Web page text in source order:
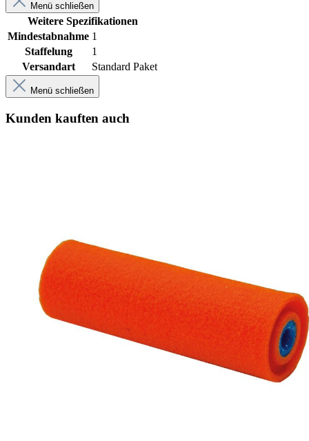
Menü schließen
Weitere Spezifikationen
Mindestabnahme 1
Staffelung
1
Versandart
Standard Paket
Menü schließen
Kunden kauften auch